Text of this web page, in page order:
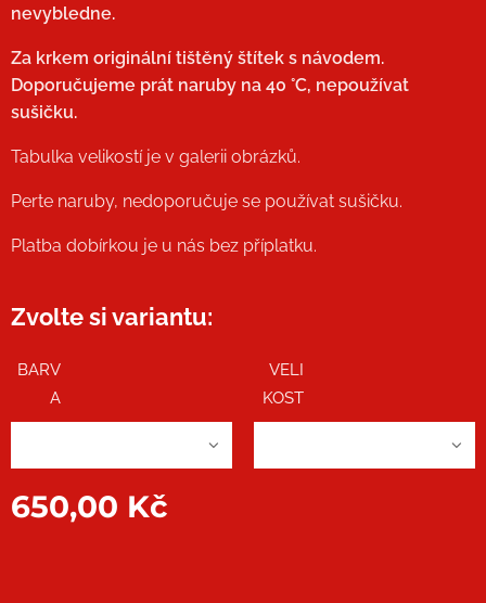
nevybledne.
Za krkem originální tištěný štítek s návodem.
Doporučujeme prát naruby na 40 °C, nepoužívat
sušičku.
Tabulka velikostí je v galerii obrázků.
Perte naruby, nedoporučuje se používat sušičku.
Platba dobírkou je u nás bez příplatku.
Zvolte si variantu:
BARV
A
VELI
KOST
650,00 Kč